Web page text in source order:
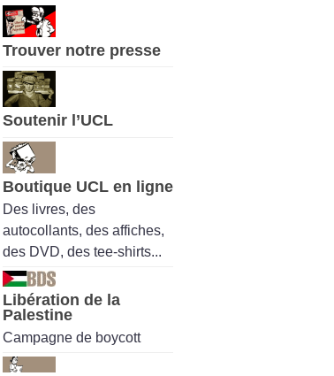
Trouver notre presse
Soutenir l’UCL
Boutique UCL en ligne
Des livres, des
autocollants, des affiches,
des DVD, des tee-shirts...
Libération de la
Palestine
Campagne de boycott